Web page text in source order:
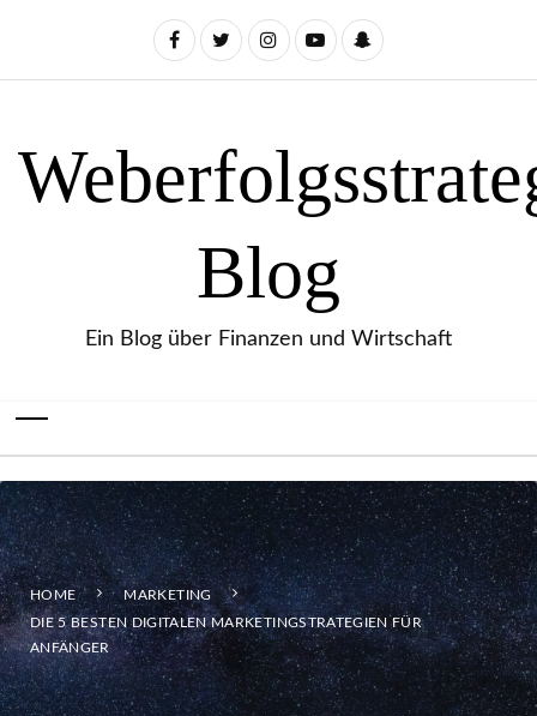
Blog
Ein Blog über Finanzen und Wirtschaft
HOME
MARKETING
DIE 5 BESTEN DIGITALEN MARKETINGSTRATEGIEN FÜR
ANFÄNGER